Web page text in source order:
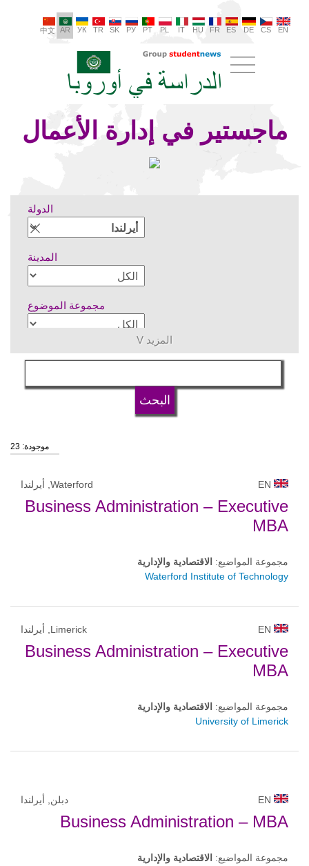
EN
CS
DE
ES
FR
HU
IT
PL
PT
РУ
SK
TR
УК
AR
中文
ماجستير في إدارة الأعمال
الدولة
المدينة
مجموعة الموضوع
اللغة
وضع الجامعة
المزيد V
موجودة: 23
Waterford, أيرلندا
Business Administration – Executive
MBA
مجموعة المواضيع:
الاقتصادية والإدارية
Waterford Institute of Technology
Limerick, أيرلندا
Business Administration – Executive
MBA
مجموعة المواضيع:
الاقتصادية والإدارية
University of Limerick
دبلن, أيرلندا
Business Administration – MBA
مجموعة المواضيع:
الاقتصادية والإدارية